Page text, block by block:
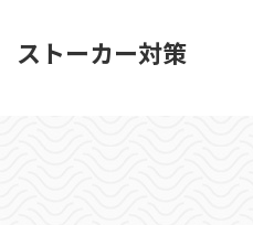
ストーカー対策